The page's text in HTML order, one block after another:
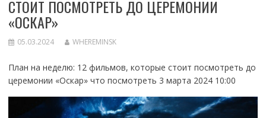
СТОИТ ПОСМОТРЕТЬ ДО ЦЕРЕМОНИИ
«ОСКАР»
05.03.2024 WHEREMINSK
План на неделю: 12 фильмов, которые стоит посмотреть до
церемонии «Оскар» что посмотреть 3 марта 2024 10:00